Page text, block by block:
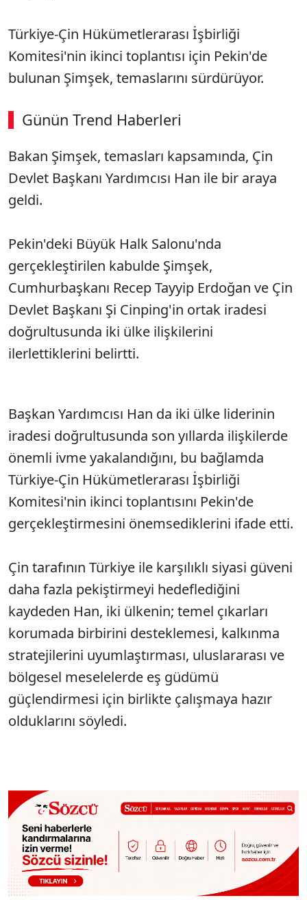
Türkiye-Çin Hükümetlerarası İşbirliği
Komitesi'nin ikinci toplantısı için Pekin'de
bulunan Şimşek, temaslarını sürdürüyor.
Günün Trend Haberleri
Bakan Şimşek, temasları kapsamında, Çin
Devlet Başkanı Yardımcısı Han ile bir araya
geldi.
Pekin'deki Büyük Halk Salonu'nda
gerçekleştirilen kabulde Şimşek,
Cumhurbaşkanı Recep Tayyip Erdoğan ve Çin
Devlet Başkanı Şi Cinping'in ortak iradesi
doğrultusunda iki ülke ilişkilerini
ilerlettiklerini belirtti.
Başkan Yardımcısı Han da iki ülke liderinin
iradesi doğrultusunda son yıllarda ilişkilerde
önemli ivme yakalandığını, bu bağlamda
Türkiye-Çin Hükümetlerarası İşbirliği
Komitesi'nin ikinci toplantısını Pekin'de
gerçekleştirmesini önemsediklerini ifade etti.
Çin tarafının Türkiye ile karşılıklı siyasi güveni
daha fazla pekiştirmeyi hedeflediğini
kaydeden Han, iki ülkenin; temel çıkarları
korumada birbirini desteklemesi, kalkınma
stratejilerini uyumlaştırması, uluslararası ve
bölgesel meselelerde eş güdümü
güçlendirmesi için birlikte çalışmaya hazır
olduklarını söyledi.